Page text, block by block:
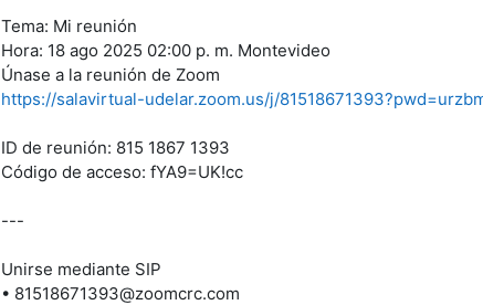
Tema: Mi reunión
Hora: 18 ago 2025 02:00 p. m. Montevideo
Únase a la reunión de Zoom
https://salavirtual-udelar.zoom.us/j/
ID de reunión: 815 1867 1393
Código de acceso: fYA9=UK!cc
---
Unirse mediante SIP
• 81518671393@zoomcrc.com